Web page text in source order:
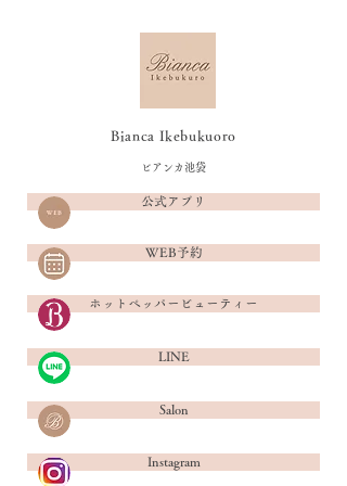
Bianca Ikebukuoro
ビアンカ池袋
公式アプリ
WEB予約
ホットペッパービューティー
LINE
Salon
Instagram